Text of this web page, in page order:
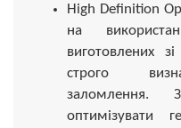
High Definition
на
виготовлених
строго
заломлення.
оптимізувати